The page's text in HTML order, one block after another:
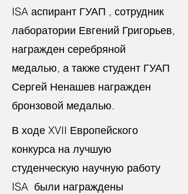
ISA аспирант ГУАП , сотрудник
лаборатории Евгений Григорьев,
награжден серебряной
медалью, а также студент ГУАП
Сергей Ненашев награжден
бронзовой медалью.
В ходе XVII Европейского
конкурса на лучшую
студенческую научную работу
ISA были награждены